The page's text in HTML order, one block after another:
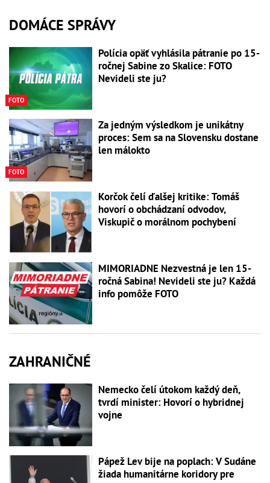
DOMÁCE SPRÁVY
FOTO
Polícia opäť vyhlásila pátranie po 15-
ročnej Sabine zo Skalice: FOTO
Nevideli ste ju?
FOTO
Za jedným výsledkom je unikátny
proces: Sem sa na Slovensku dostane
len málokto
Korčok čelí ďalšej kritike: Tomáš
hovorí o obchádzaní odvodov,
Viskupič o morálnom pochybení
MIMORIADNE Nezvestná je len 15-
ročná Sabina! Nevideli ste ju? Každá
info pomôže FOTO
ZAHRANIČNÉ
Nemecko čelí útokom každý deň,
tvrdí minister: Hovorí o hybridnej
vojne
Pápež Lev bije na poplach: V Sudáne
žiada humanitárne koridory pre